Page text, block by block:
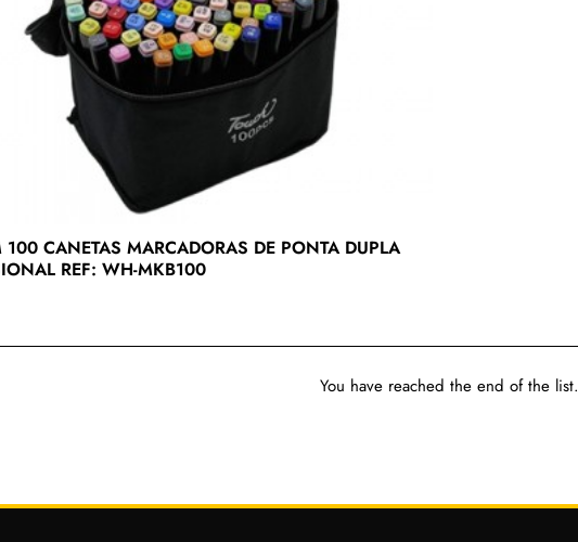
CANETAS MARCADORAS DE PONTA DUPLA
REF: WH-MKB100
You have reached the end of the list.